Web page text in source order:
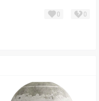
0 0